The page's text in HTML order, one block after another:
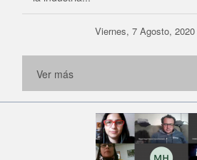
Viernes, 7 Agosto, 2020
Ver más